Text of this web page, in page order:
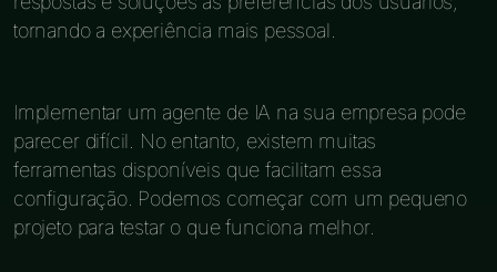
tornando a experiência mais pessoal.
Implementar um agente de IA na sua empresa pode
parecer difícil. No entanto, existem muitas
ferramentas disponíveis que facilitam essa
configuração. Podemos começar com um pequeno
projeto para testar o que funciona melhor.